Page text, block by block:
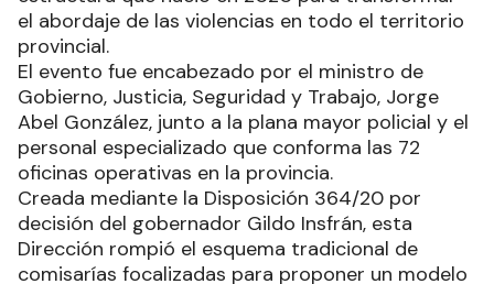
el abordaje de las violencias en todo el territorio
provincial.
El evento fue encabezado por el ministro de
Gobierno, Justicia, Seguridad y Trabajo, Jorge
Abel González, junto a la plana mayor policial y el
personal especializado que conforma las 72
oficinas operativas en la provincia.
Creada mediante la Disposición 364/20 por
decisión del gobernador Gildo Insfrán, esta
Dirección rompió el esquema tradicional de
comisarías focalizadas para proponer un modelo